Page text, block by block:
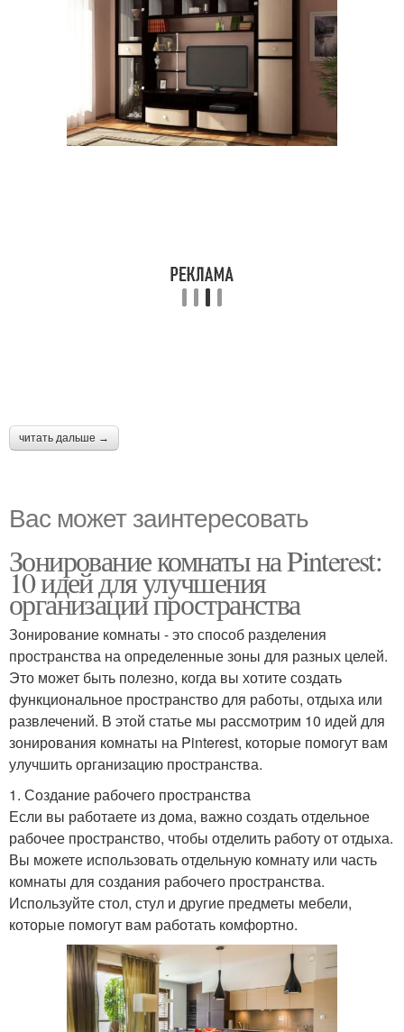
читать дальше →
Вас может заинтересовать
Зонирование комнаты на Pinterest:
10 идей для улучшения
организации пространства
Зонирование комнаты - это способ разделения
пространства на определенные зоны для разных целей.
Это может быть полезно, когда вы хотите создать
функциональное пространство для работы, отдыха или
развлечений. В этой статье мы рассмотрим 10 идей для
зонирования комнаты на Pinterest, которые помогут вам
улучшить организацию пространства.
1. Создание рабочего пространства
Если вы работаете из дома, важно создать отдельное
рабочее пространство, чтобы отделить работу от отдыха.
Вы можете использовать отдельную комнату или часть
комнаты для создания рабочего пространства.
Используйте стол, стул и другие предметы мебели,
которые помогут вам работать комфортно.